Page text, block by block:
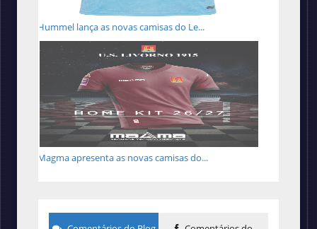
Hummel lança as novas camisas do Le...
Magma apresenta as novas camisas do...